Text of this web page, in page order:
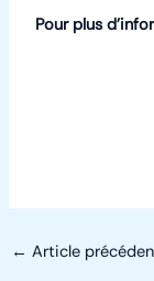
Pour plus
← Article